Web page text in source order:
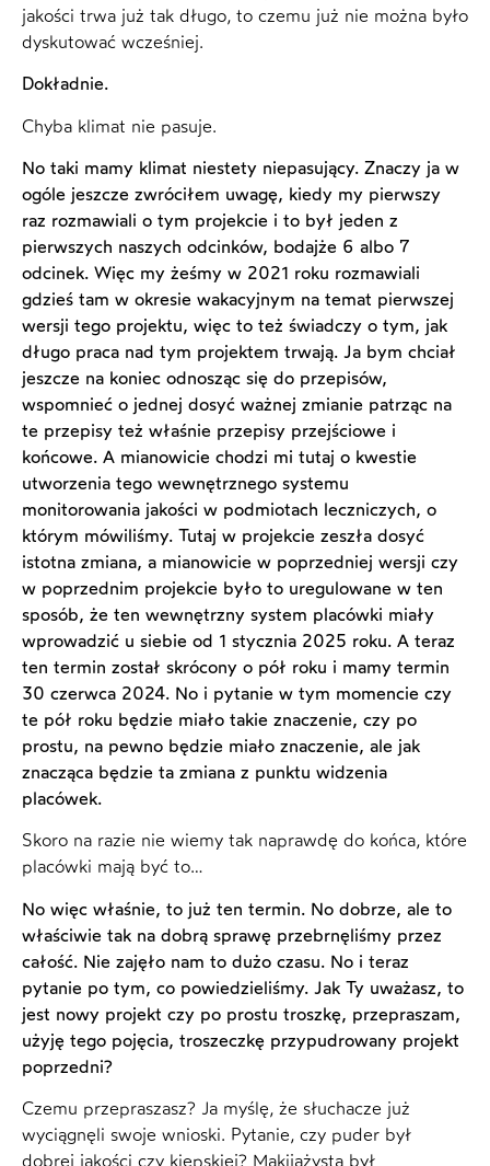
jakości trwa już tak długo, to czemu już nie można było
dyskutować wcześniej.
Dokładnie.
Chyba klimat nie pasuje.
No taki mamy klimat niestety niepasujący. Znaczy ja w
ogóle jeszcze zwróciłem uwagę, kiedy my pierwszy
raz rozmawiali o tym projekcie i to był jeden z
pierwszych naszych odcinków, bodajże 6 albo 7
odcinek. Więc my żeśmy w 2021 roku rozmawiali
gdzieś tam w okresie wakacyjnym na temat pierwszej
wersji tego projektu, więc to też świadczy o tym, jak
długo praca nad tym projektem trwają. Ja bym chciał
jeszcze na koniec odnosząc się do przepisów,
wspomnieć o jednej dosyć ważnej zmianie patrząc na
te przepisy też właśnie przepisy przejściowe i
końcowe. A mianowicie chodzi mi tutaj o kwestie
utworzenia tego wewnętrznego systemu
monitorowania jakości w podmiotach leczniczych, o
którym mówiliśmy. Tutaj w projekcie zeszła dosyć
istotna zmiana, a mianowicie w poprzedniej wersji czy
w poprzednim projekcie było to uregulowane w ten
sposób, że ten wewnętrzny system placówki miały
wprowadzić u siebie od 1 stycznia 2025 roku. A teraz
ten termin został skrócony o pół roku i mamy termin
30 czerwca 2024. No i pytanie w tym momencie czy
te pół roku będzie miało takie znaczenie, czy po
prostu, na pewno będzie miało znaczenie, ale jak
znacząca będzie ta zmiana z punktu widzenia
placówek.
Skoro na razie nie wiemy tak naprawdę do końca, które
placówki mają być to…
No więc właśnie, to już ten termin. No dobrze, ale to
właściwie tak na dobrą sprawę przebrnęliśmy przez
całość. Nie zajęło nam to dużo czasu. No i teraz
pytanie po tym, co powiedzieliśmy. Jak Ty uważasz, to
jest nowy projekt czy po prostu troszkę, przepraszam,
użyję tego pojęcia, troszeczkę przypudrowany projekt
poprzedni?
Czemu przepraszasz? Ja myślę, że słuchacze już
wyciągnęli swoje wnioski. Pytanie, czy puder był
dobrej jakości czy kiepskiej? Makijażysta był